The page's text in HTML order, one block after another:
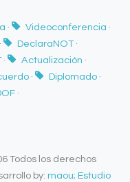
· Videoconferencia ·
· DeclaraNOT ·
· Actualización ·
· Diplomado ·
·
Todos los derechos
by: maou; Estudio